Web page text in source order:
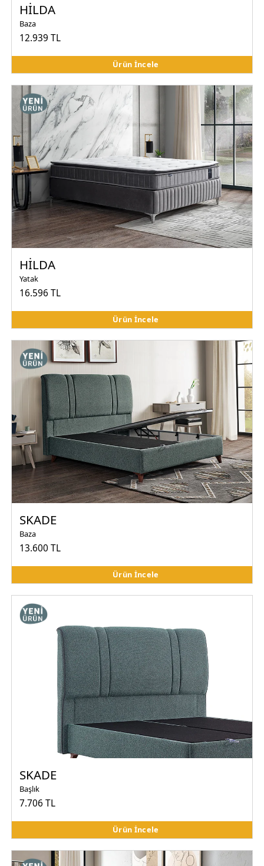
HİLDA
Baza
12.939 TL
Ürün İncele
HİLDA
Yatak
16.596 TL
Ürün İncele
SKADE
Baza
13.600 TL
Ürün İncele
SKADE
Başlık
7.706 TL
Ürün İncele